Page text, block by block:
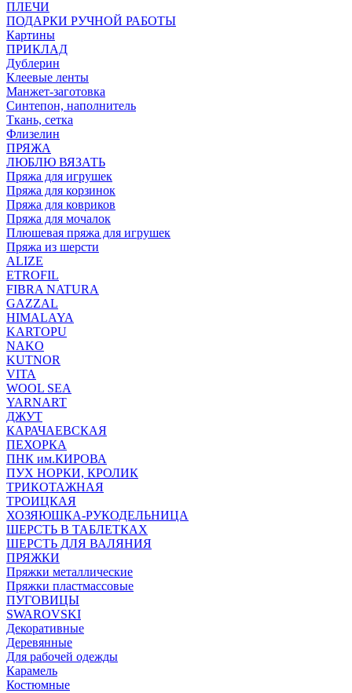
ПЛЕЧИ
ПОДАРКИ РУЧНОЙ РАБОТЫ
Картины
ПРИКЛАД
Дублерин
Клеевые ленты
Манжет-заготовка
Синтепон, наполнитель
Ткань, сетка
Флизелин
ПРЯЖА
ЛЮБЛЮ ВЯЗАТЬ
Пряжа для игрушек
Пряжа для корзинок
Пряжа для ковриков
Пряжа для мочалок
Плюшевая пряжа для игрушек
Пряжа из шерсти
ALIZE
ETROFIL
FIBRA NATURA
GAZZAL
HIMALAYA
KARTOPU
NAKO
KUTNOR
VITA
WOOL SEA
YARNART
ДЖУТ
КАРАЧАЕВСКАЯ
ПЕХОРКА
ПНК им.КИРОВА
ПУХ НОРКИ, КРОЛИК
ТРИКОТАЖНАЯ
ТРОИЦКАЯ
ХОЗЯЮШКА-РУКОДЕЛЬНИЦА
ШЕРСТЬ В ТАБЛЕТКАХ
ШЕРСТЬ ДЛЯ ВАЛЯНИЯ
ПРЯЖКИ
Пряжки металлические
Пряжки пластмассовые
ПУГОВИЦЫ
SWAROVSKI
Декоративные
Деревянные
Для рабочей одежды
Карамель
Костюмные